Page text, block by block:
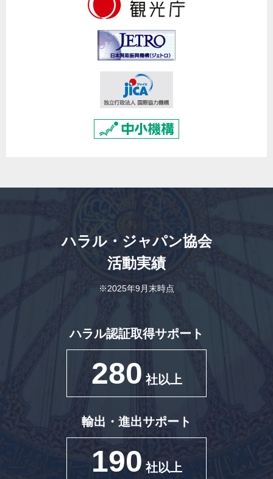
ハラル・ジャパン協会
活動実績
※2025年9月末時点
ハラル認証取得サポート
280 社以上
輸出・進出サポート
190 社以上